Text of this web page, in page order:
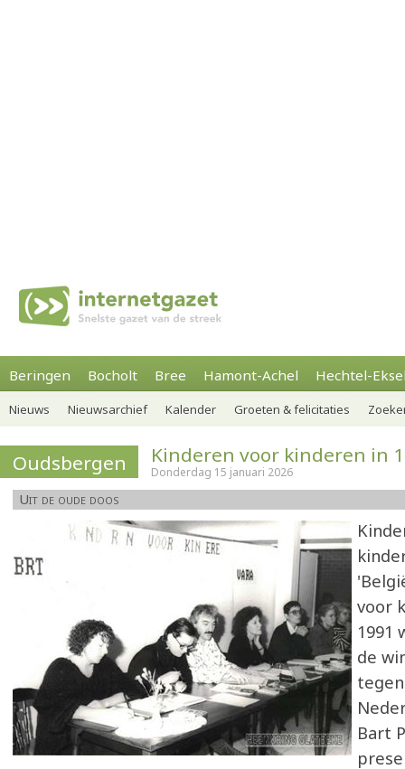
Beringen Bocholt Bree Hamont-Achel Hechtel-
Nieuws Nieuwsarchief Kalender Groeten & felicitaties
Oudsbergen Kinderen voor kinderen in
Donderdag 15 januari 2026
Uit de oude doos
voor
1991
de
Bart